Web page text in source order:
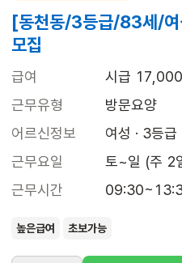
[동천동/3등급/83세/여
모집
급여
시급
근무유형
방문요양
어르신정보
여성 · 3등급
근무요일
토~일 (주 2
근무시간
높은급여 초보가능